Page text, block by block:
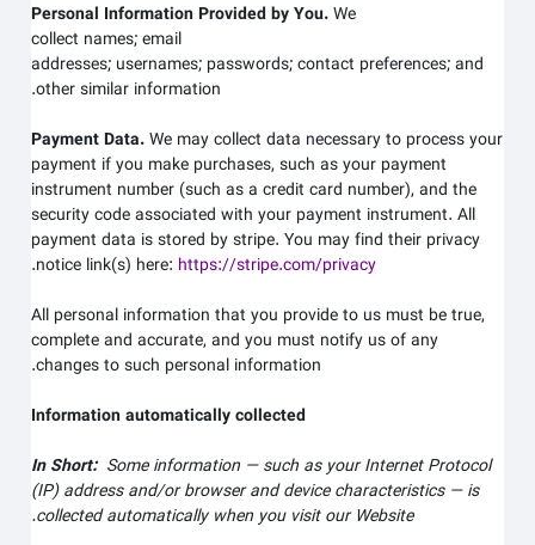
Personal Information Provided by You.We
collectnames;email
addresses;usernames;passwords;contact preferences;and
other similar information.
Payment Data.We may collect data necessary to process your
payment if you make purchases, such as your payment
instrument number (such as a credit card number), and the
security code associated with your payment instrument. All
payment data is stored bystripe. You may find their privacy
notice link(s) here:https://stripe.com/privacy
.
All personal information that you provide to us must be true,
complete and accurate, and you must notify us of any
changes to such personal information.
Information automatically collected
In Short:Some information — such as your Internet Protocol
(IP) address and/or browser and device characteristics — is
collected automatically when you visit ourWebsite
.